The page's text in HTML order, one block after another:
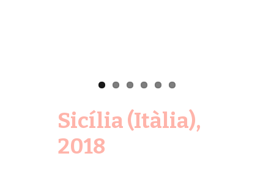
Sicília (Itàlia),
2018